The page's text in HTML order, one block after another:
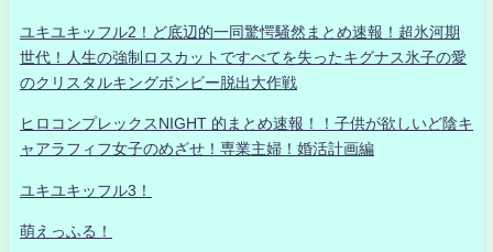
ユキユキッフル2！ど底辺的一同驚愕騒然まとめ速報！超氷河期
世代！人生の強制ロスカットですべてを失ったキグナス氷子の愛
のクリスタルキングボンビー脱出大作戦
ヒロコンプレックスNIGHT 的まとめ速報！！子供が欲しいど陰キ
ャアラフィフ女子のめざせ！専業主婦！婚活計画編
ユキユキッフル3！
萌えっふる！